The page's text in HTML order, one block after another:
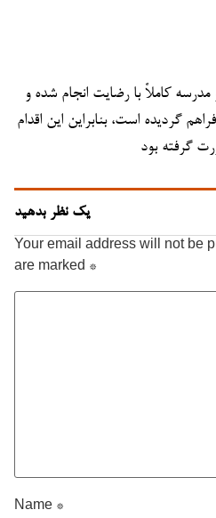
کاملاً با رضایت انجام شده و
گردیده است، بنابراین این اقدام
گرفته بود
یک نظر بدهید
Your email address will not be
are marked *
Name *